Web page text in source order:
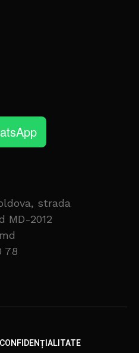
strada
MD-2012
78